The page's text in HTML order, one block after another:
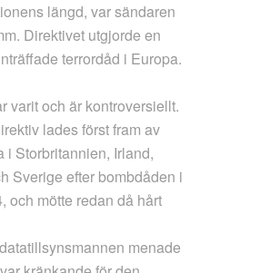
längd, var sändaren
Direktivet utgjorde en
terrordåd i Europa.
varit och är kontroversiellt.
lades först fram av
i Storbritannien, Irland,
Sverige efter bombdåden i
och mötte redan då hårt
menade